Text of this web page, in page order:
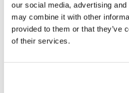
our social media, advertising
may combine it with other
provided to them or that they’ve
of their services.
Toggle techspec
Tekniset tiedot
Toggle overview
Arvostelut